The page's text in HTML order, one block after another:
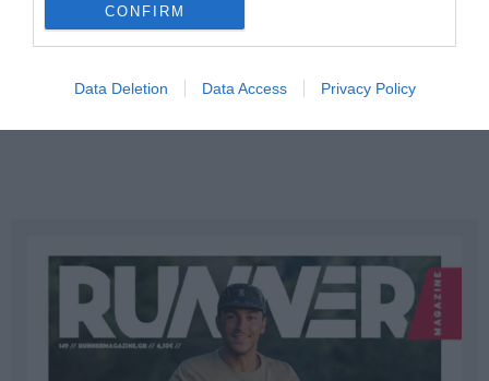
CONFIRM
Data Deletion Data Access Privacy Policy